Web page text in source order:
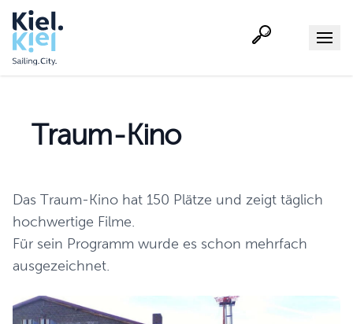
Traum-Kino
Das Traum-Kino hat 150 Plätze und zeigt täglich
hochwertige Filme.
Für sein Programm wurde es schon mehrfach
ausgezeichnet.